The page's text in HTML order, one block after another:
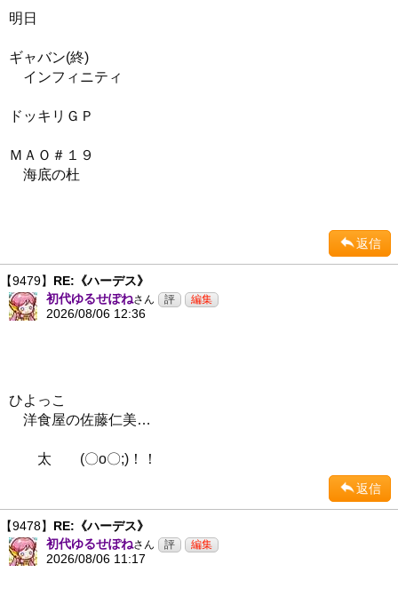
明日
ギャバン(終)
インフィニティ
ドッキリＧＰ
ＭＡＯ＃１９
海底の杜
返信
【9479】 RE:《ハーデス》
初代ゆるせぽねさん
2026/08/06 12:36
ひよっこ
洋食屋の佐藤仁美…
太 (〇o〇;)！！
返信
【9478】 RE:《ハーデス》
初代ゆるせぽねさん
2026/08/06 11:17